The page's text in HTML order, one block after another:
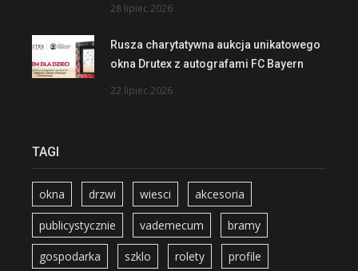
28 lipiec 2026
Rusza charytatywna aukcja unikatowego
okna Drutex z autografami FC Bayern
22 lipiec 2026
TAGI
okna drzwi wiesci akcesoria
publicystycznie vademecum bramy
gospodarka szklo rolety profile